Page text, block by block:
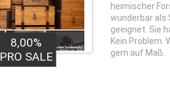
8,00%
PRO SALE
heimischer
wunderbar als
geeignet. Sie
Kein Problem.
gern auf Maß.